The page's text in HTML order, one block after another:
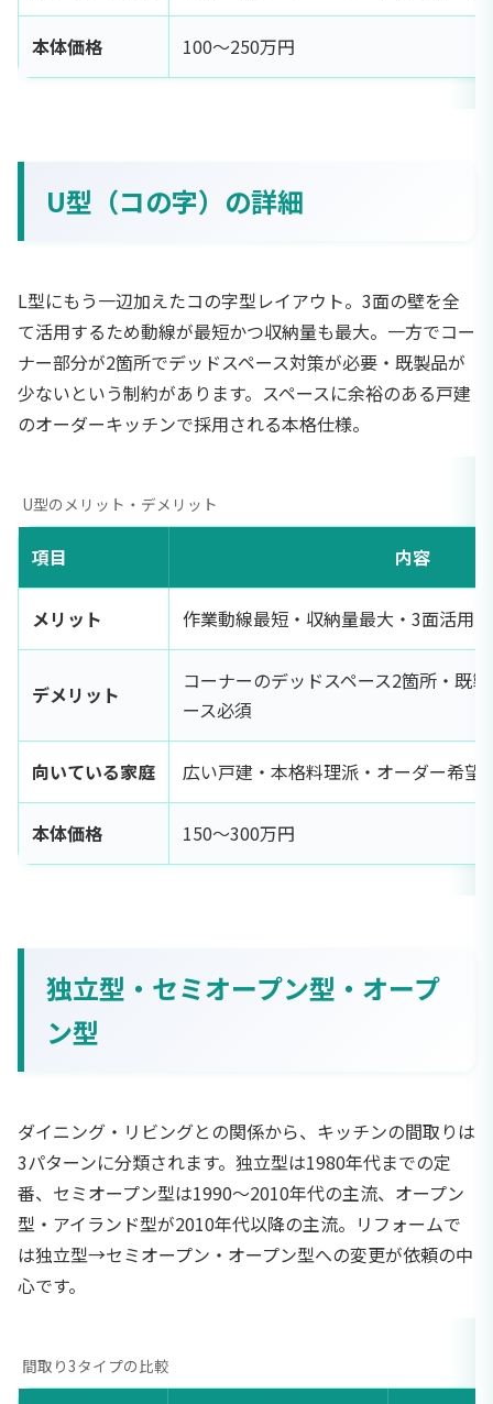
本体価格 100〜250万円
U型（コの字）の詳細
L型にもう一辺加えたコの字型レイアウト。3面の壁を全
て活用するため動線が最短かつ収納量も最大。一方でコー
ナー部分が2箇所でデッドスペース対策が必要・既製品が
少ないという制約があります。スペースに余裕のある戸建
のオーダーキッチンで採用される本格仕様。
U型のメリット・デメリット
項目 内容
メリット 作業動線最短・収納量最大・3面活用
デメリット
コーナーのデッドスペース2箇所・既
ース必須
向いている家庭 広い戸建・本格料理派・オーダー希望
本体価格 150〜300万円
独立型・セミオープン型・オープ
ン型
ダイニング・リビングとの関係から、キッチンの間取りは
3パターンに分類されます。独立型は1980年代までの定
番、セミオープン型は1990〜2010年代の主流、オープン
型・アイランド型が2010年代以降の主流。リフォームで
は独立型→セミオープン・オープン型への変更が依頼の中
心です。
間取り3タイプの比較